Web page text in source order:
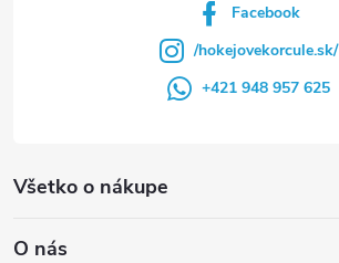
Všetko o nákupe
O nás
Facebook
/hokejovekorcule.sk/
+421 948 957 625